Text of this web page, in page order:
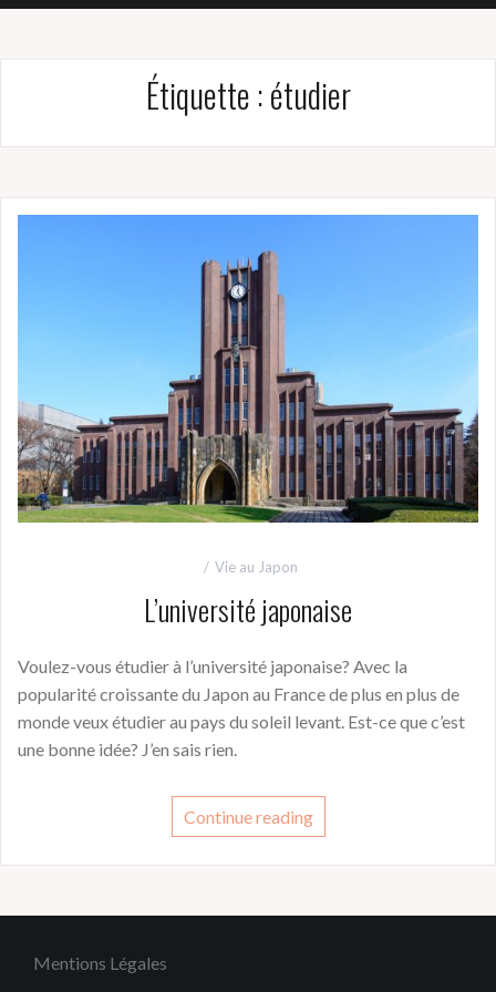
Étiquette :étudier
Vie au Japon
L’université japonaise
Voulez-vous étudier à l’université japonaise? Avec la
popularité croissante du Japon au France de plus en plus de
monde veux étudier au pays du soleil levant. Est-ce que c’est
une bonne idée? J’en sais rien.
Continue reading
Mentions Légales